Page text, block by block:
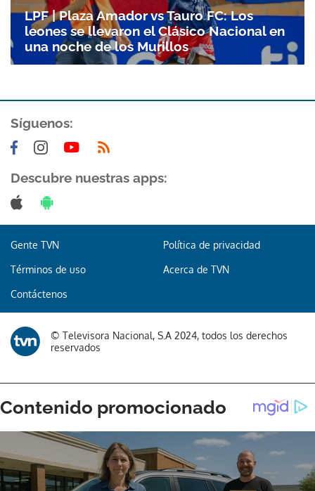
LPF | Plaza Amador vs Tauro FC: Los
leones se llevaron el Clásico Nacional en
una noche de los Murillos
Síguenos:
Descubre nuestras apps:
Gente TVN Política de privacidad
Términos de uso Acerca de TVN
Contáctenos
© Televisora Nacional, S.A 2024, todos los derechos
reservados